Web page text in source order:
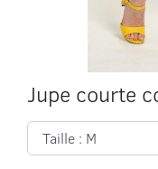
Jupe courte